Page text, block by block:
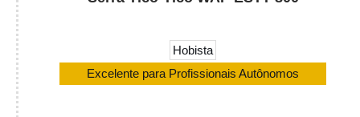
Hobista
Excelente para Profissionais Autônomos